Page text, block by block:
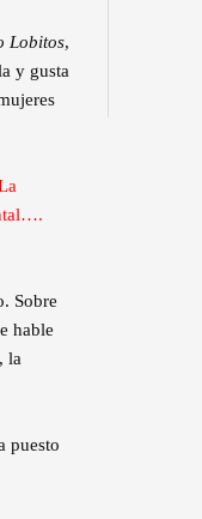
Lobitos,
y gusta
Sobre
hable
la
puesto